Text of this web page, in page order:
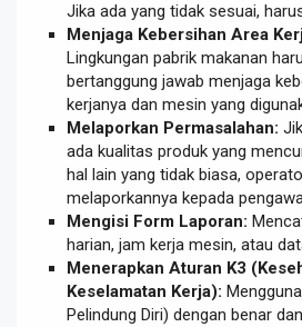
Jika ada yang tidak sesuai,
Menjaga Kebersihan Area
Lingkungan pabrik makanan
bertanggung jawab menjaga
kerjanya dan mesin yang
Melaporkan Permasalahan:
ada kualitas produk yang
hal lain yang tidak biasa,
melaporkannya kepada
Mengisi Form Laporan:
harian, jam kerja mesin, atau
Menerapkan Aturan K3
Keselamatan Kerja):
Pelindung Diri) dengan benar